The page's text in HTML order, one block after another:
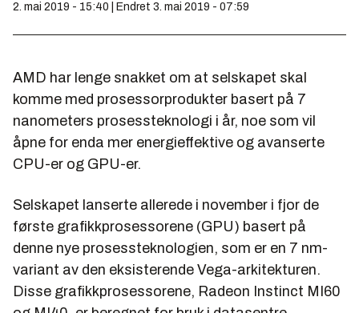
2. mai 2019 - 15:40 | Endret 3. mai 2019 - 07:59
AMD har lenge snakket om at selskapet skal
komme med prosessorprodukter basert på 7
nanometers prosessteknologi i år, noe som vil
åpne for enda mer energieffektive og avanserte
CPU-er og GPU-er.
Selskapet lanserte allerede i november i fjor de
første grafikkprosessorene (GPU) basert på
denne nye prosessteknologien, som er en 7 nm-
variant av den eksisterende Vega-arkitekturen.
Disse grafikkprosessorene, Radeon Instinct MI60